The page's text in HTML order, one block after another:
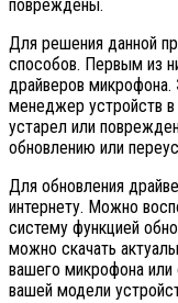
повреждены.
Для решения данной
способов. Первым из
драйверов
менеджер устройств в
устарел или
обновлению или
Для обновления
интернету. Можно
систему функцией
можно скачать
вашего микрофона
вашей модели